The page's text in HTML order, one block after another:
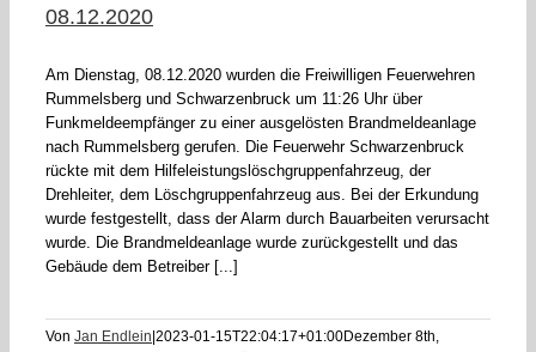
08.12.2020
Am Dienstag, 08.12.2020 wurden die Freiwilligen Feuerwehren
Rummelsberg und Schwarzenbruck um 11:26 Uhr über
Funkmeldeempfänger zu einer ausgelösten Brandmeldeanlage
nach Rummelsberg gerufen. Die Feuerwehr Schwarzenbruck
rückte mit dem Hilfeleistungslöschgruppenfahrzeug, der
Drehleiter, dem Löschgruppenfahrzeug aus. Bei der Erkundung
wurde festgestellt, dass der Alarm durch Bauarbeiten verursacht
wurde. Die Brandmeldeanlage wurde zurückgestellt und das
Gebäude dem Betreiber [...]
Von Jan Endlein 2023-01-15T22:04:17+01:00Dezember 8th,